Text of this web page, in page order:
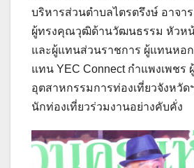
บริหารส่วนตำบลไตรตรึงษ์ อาจา
ผู้ทรงคุณวุฒิด้านวัฒนธรรม หัวห
และผู้แทนส่วนราชการ ผู้แทนหอ
แทน YEC Connect กำแพงเพชร
อุตสาหกรรมการท่องเที่ยวจังหวั
นักท่องเที่ยวร่วมงานอย่างคับคั่ง